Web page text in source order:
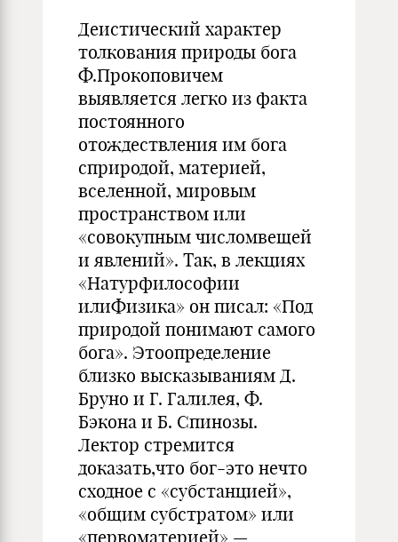
Деистический характер
толкования природы бога
Ф.Прокоповичем
выявляется легко из факта
постоянного
отождествления им бога
сприродой, материей,
вселенной, мировым
пространством или
«совокупным числомвещей
и явлений». Так, в лекциях
«На­турфилософии
илиФизика» он писал: «Под
природой понимают самого
бога». Этоопределение
близко высказываниям Д.
Бруно и Г. Галилея, Ф.
Бэкона и Б. Спинозы.
Лектор стремится
доказать,что бог-это нечто
сходное с «субстанцией»,
«общим субстратом» или
«первоматерией» —